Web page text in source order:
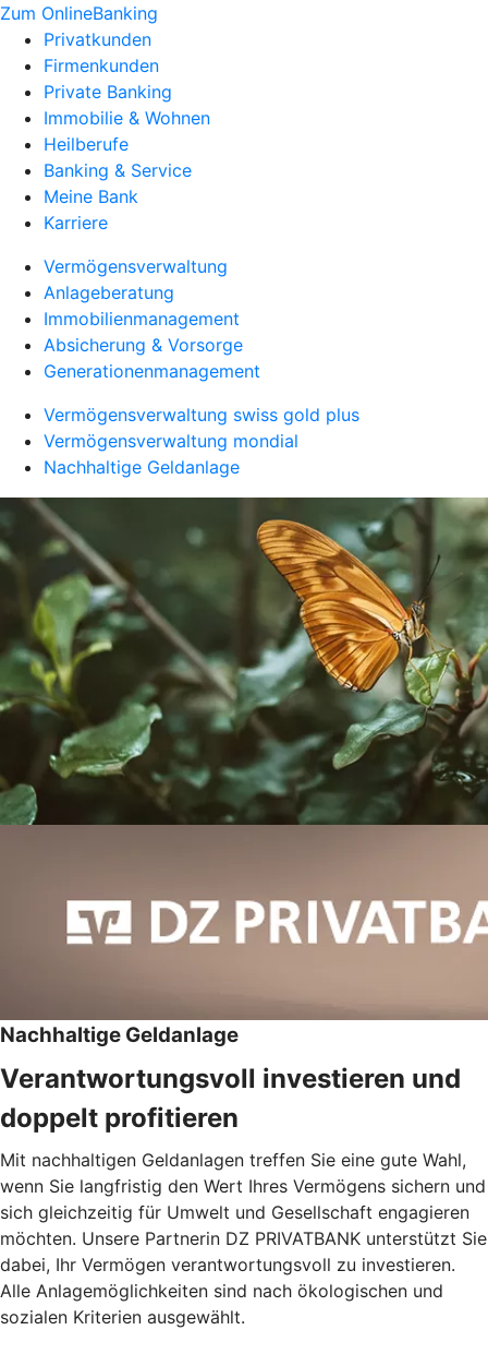
Zum OnlineBanking
Privatkunden
Firmenkunden
Private Banking
Immobilie & Wohnen
Heilberufe
Banking & Service
Meine Bank
Karriere
Vermögensverwaltung
Anlageberatung
Immobilienmanagement
Absicherung & Vorsorge
Generationenmanagement
Vermögensverwaltung swiss gold plus
Vermögensverwaltung mondial
Nachhaltige Geldanlage
Nachhaltige Geldanlage
Verantwortungsvoll investieren und
doppelt profitieren
Mit nachhaltigen Geldanlagen treffen Sie eine gute Wahl,
wenn Sie langfristig den Wert Ihres Vermögens sichern und
sich gleichzeitig für Umwelt und Gesellschaft engagieren
möchten. Unsere Partnerin DZ PRIVATBANK unterstützt Sie
dabei, Ihr Vermögen verantwortungsvoll zu investieren.
Alle Anlagemöglichkeiten sind nach ökologischen und
sozialen Kriterien ausgewählt.